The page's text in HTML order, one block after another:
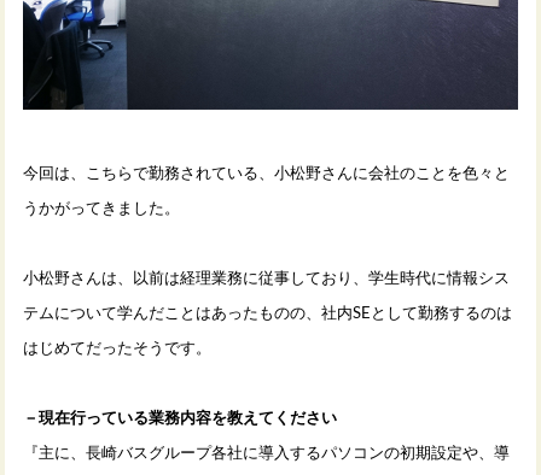
今回は、こちらで勤務されている、小松野さんに会社のことを色々と
うかがってきました。
小松野さんは、以前は経理業務に従事しており、学生時代に情報シス
テムについて学んだことはあったものの、社内SE として勤務するのは
はじめてだったそうです。
－現在行っている業務内容を教えてください
『主に、長崎バスグループ各社に導入するパソコンの初期設定や、導